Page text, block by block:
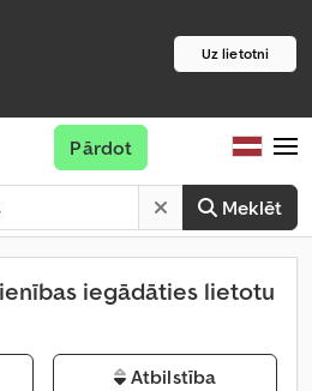
Uz lietotni
Meklēt
Pārdot
iegādāties lietotu
Atbilstība